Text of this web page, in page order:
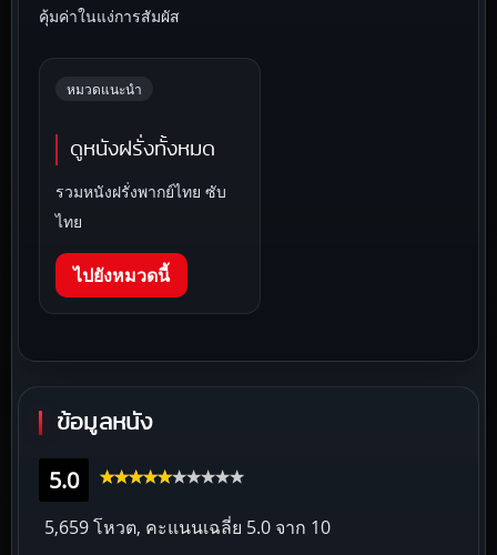
คุ้มค่าในแง่การสัมผัส
หมวดแนะนำ
ดูหนังฝรั่งทั้งหมด
รวมหนังฝรั่งพากย์ไทย ซับ
ไทย
ไปยังหมวดนี้
ข้อมูลหนัง
5.0
5,659 โหวต, คะแนนเฉลี่ย 5.0 จาก 10